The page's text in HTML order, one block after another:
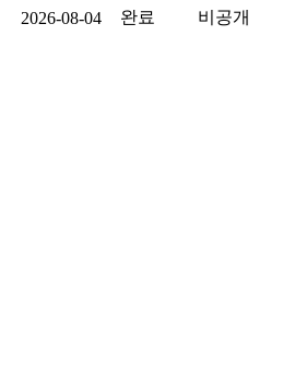
2026-08-04 완료 비공개